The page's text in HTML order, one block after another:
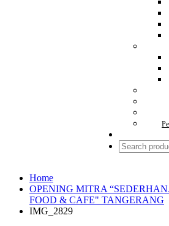
Search
for:
Home
OPENING MITRA
FOOD & CAFE" TANGERANG
IMG_2829